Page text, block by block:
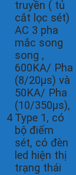
4
truyền ( tủ
cắt lọc sét)
AC 3 pha
mắc song
song ,
600KA/ Pha
(8/20µs) và
50KA/ Pha
(10/350µs),
Type 1, có
bộ điếm
sét, có đèn
led hiện thị
trạng thái